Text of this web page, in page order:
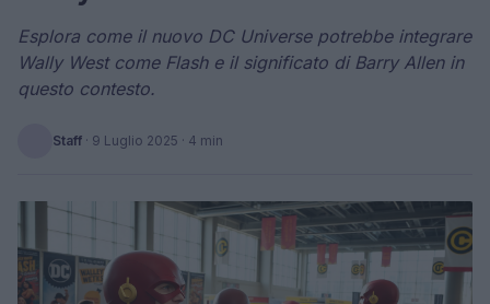
Esplora come il nuovo DC Universe potrebbe integrare
Wally West come Flash e il significato di Barry Allen in
questo contesto.
Staff · 9 Luglio 2025 · 4 min